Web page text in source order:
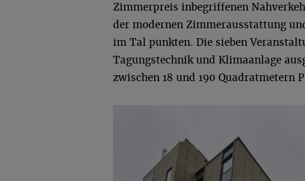
Zimmerpreis inbegriffenen
der modernen Zimmerausstattung
im Tal punkten. Die sieben
Tagungstechnik und Klimaanlage
zwischen 18 und 190 Quadratmetern